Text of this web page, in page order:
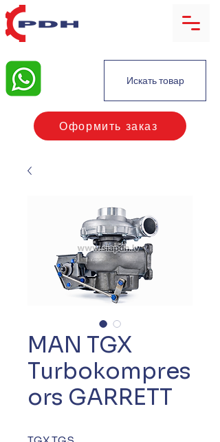
Искать товар
Оформить заказ
MAN TGX
Turbokompres
ors GARRETT